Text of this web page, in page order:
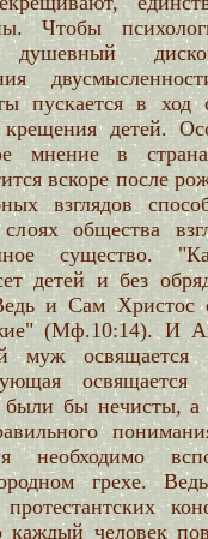
Чтобы
душевный
пускается в ход
крещения детей.
мнение в
вскоре после
взглядов
общества
существо.
детей и без
и Сам Христос
(Мф.10:14). И
муж освящается
освящается
бы нечисты, а
необходимо
грехе.
человек